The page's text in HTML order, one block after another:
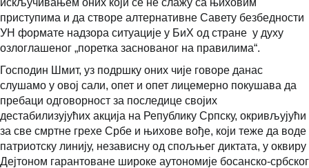
искључивањем оних који се не слажу са њиховим
приступима и да створе алтернативне Савету безбедности
УН формате надзора ситуације у БиХ од стране у духу
озлоглашеног „поретка заснованог на правилима“.
Господин Шмит, уз подршку оних чије говоре данас
слушамо у овој сали, опет и опет лицемерно покушава да
пребаци одговорност за последице својих
дестабилизујућих акција на Републику Српску, окривљујући
за све смртне грехе Србе и њихове вође, који теже да воде
патриотску линију, независну од спољњег диктата, у оквиру
Дејтоном гарантоване широке аутономије босанско-србског